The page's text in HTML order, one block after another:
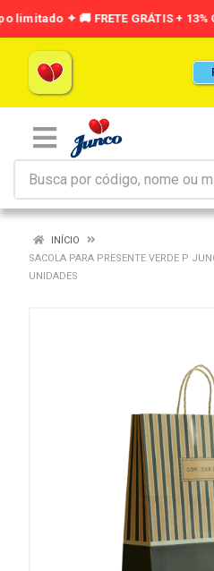
INÍCIO
SACOLA PARA PRESENTE VERDE P
UNIDADES